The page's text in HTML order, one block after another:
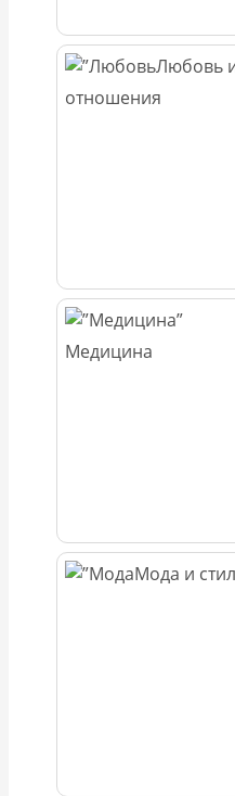
Любовь
отношения
Медицина
Мода и